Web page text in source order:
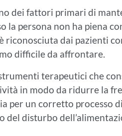
dei fattori primari di
la persona non ha piena
riconosciuta dai pazienti
difficile da affrontare.
terapeutici che
in modo da ridurre la
per un corretto processo
del disturbo